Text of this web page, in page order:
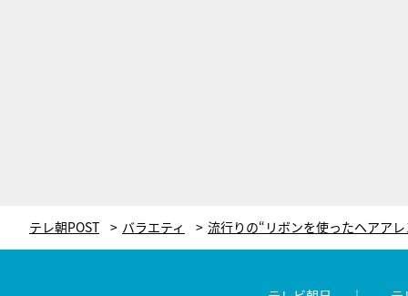
テレ朝POST バラエティ